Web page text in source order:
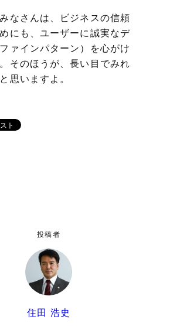
なさんは、ビジネスの信頼
にも、ユーザーに誠実なデ
ァインパターン）を心がけ
そのほうが、長い目でみれ
思いますよ。
投稿者
住田 浩史